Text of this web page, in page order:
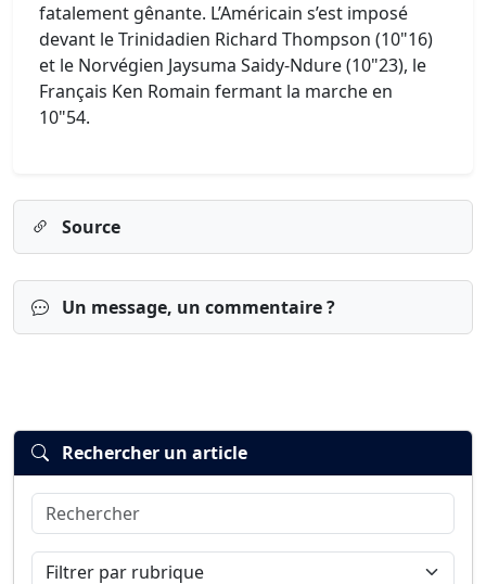
fatalement gênante. L’Américain s’est imposé
devant le Trinidadien Richard Thompson (10"16)
et le Norvégien Jaysuma Saidy-Ndure (10"23), le
Français Ken Romain fermant la marche en
10"54.
Source
Un message, un commentaire ?
Connexion
Rechercher un article
Rechercher
Filtrer par rubrique